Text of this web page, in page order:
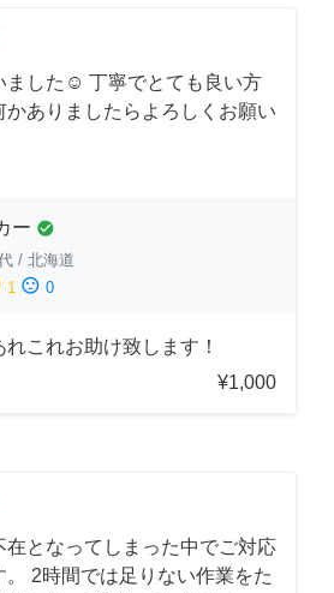
ました☺️ 丁寧でとても良い方
かありましたらよろしくお願い
ー check_circle
/ 北海道
1 sentiment_dissatisfied 0
これお助け致します！
¥1,000
在となってしまった中でご対応
2時間では足りない作業をた